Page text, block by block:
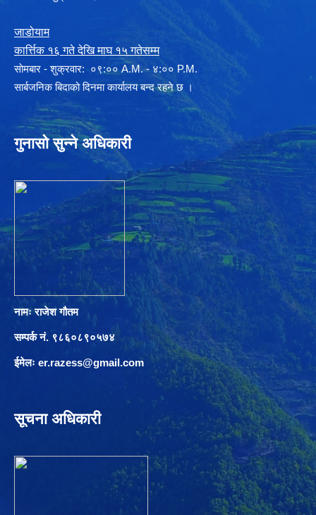
जाडोयाम
कार्त्तिक १६ गते देखि माघ १५ गतेसम्म
साेमबार - शुक्रवार: ०९:०० A.M. - ४:०० P.M.
सार्बजनिक बिदाको दिनमा कार्यालय बन्द रहने छ ।
गुनासो सुन्ने अधिकारी
नामः राजेश गौतम
सम्पर्क नं. ९८६०८९०५७४
ईमेलः er.razess@gmail.com
सूचना अधिकारी